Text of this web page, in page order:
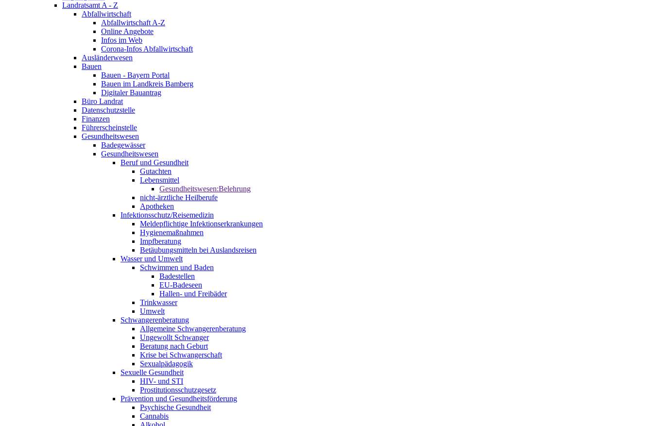
Landratsamt A - Z
Abfallwirtschaft
Abfallwirtschaft A-Z
Online Angebote
Infos im Web
Corona-Infos Abfallwirtschaft
Ausländerwesen
Bauen
Bauen - Bayern Portal
Bauen im Landkreis Bamberg
Digitaler Bauantrag
Büro Landrat
Datenschutzstelle
Finanzen
Führerscheinstelle
Gesundheitswesen
Badegewässer
Gesundheitswesen
Beruf und Gesundheit
Gutachten
Lebensmittel
Gesundheitswesen:Belehrung
nicht-ärztliche Heilberufe
Apotheken
Infektionsschutz/Reisemedizin
Meldepflichtige Infektionserkrankungen
Hygienemaßnahmen
Impfberatung
Betäubungsmitteln bei Auslandsreisen
Wasser und Umwelt
Schwimmen und Baden
Badestellen
EU-Badeseen
Hallen- und Freibäder
Trinkwasser
Umwelt
Schwangerenberatung
Allgemeine Schwangerenberatung
Ungewollt Schwanger
Beratung nach Geburt
Krise bei Schwangerschaft
Sexualpädagogik
Sexuelle Gesundheit
HIV- und STI
Prostitutionsschutzgesetz
Prävention und Gesundheitsförderung
Psychische Gesundheit
Cannabis